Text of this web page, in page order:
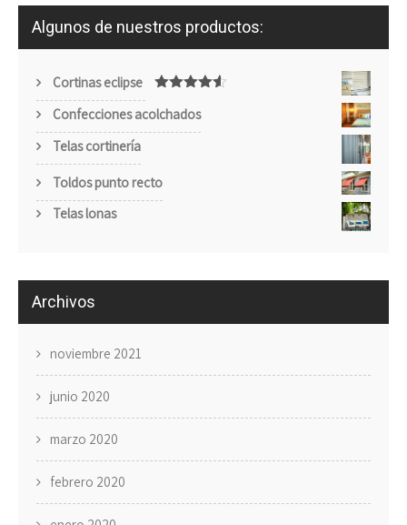
Algunos de nuestros productos:
Cortinas eclipse
con4.50
Confecciones acolchados
Telas cortinería
Toldos punto recto
Telas lonas
Archivos
noviembre 2021
junio 2020
marzo 2020
febrero 2020